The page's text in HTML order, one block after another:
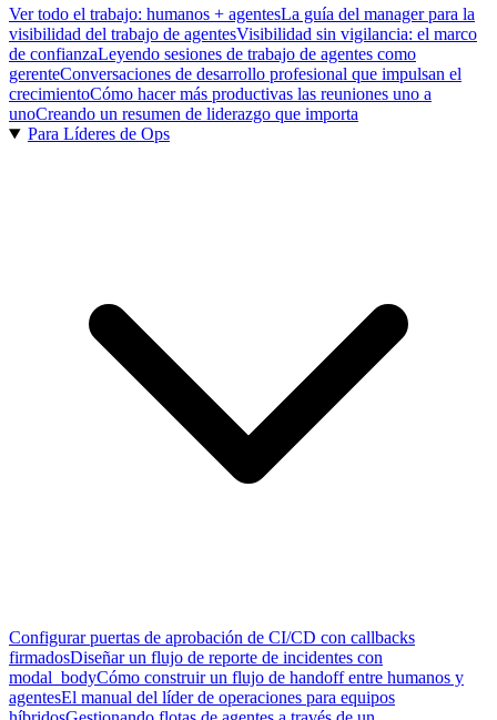
Ver todo el trabajo: humanos + agentesLa guía del manager para la
visibilidad del trabajo de agentesVisibilidad sin vigilancia: el marco
de confianzaLeyendo sesiones de trabajo de agentes como
gerenteConversaciones de desarrollo profesional que impulsan el
crecimientoCómo hacer más productivas las reuniones uno a
unoCreando un resumen de liderazgo que importa
Para Líderes de Ops
Configurar puertas de aprobación de CI/CD con callbacks
firmadosDiseñar un flujo de reporte de incidentes con
modal_bodyCómo construir un flujo de handoff entre humanos y
agentesEl manual del líder de operaciones para equipos